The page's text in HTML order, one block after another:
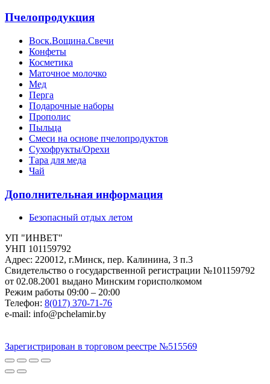
Пчелопродукция
Воск.Вощина.Свечи
Конфеты
Косметика
Маточное молочко
Мед
Перга
Подарочные наборы
Прополис
Пыльца
Смеси на основе пчелопродуктов
Сухофрукты/Орехи
Тара для меда
Чай
Дополнительная информация
Безопасный отдых летом
УП "ИНВЕТ"
УНП 101159792
Адрес: 220012, г.Минск, пер. Калинина, 3 п.3
Свидетельство о государственной регистрации №101159792
от 02.08.2001 выдано Минским горисполкомом
Режим работы 09:00 – 20:00
Телефон: 8(017) 370-71-76
e-mail: info@pchelamir.by
Зарегистрирован в торговом реестре №515569